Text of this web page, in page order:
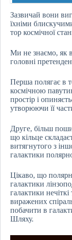
Зазвичай вони
їхніми
тор космічної
Ми не знаємо, як
головні
Перша полягає в
космічною
простір і
утворюючи її
Друге, більш
що кільце
витягнутого з
галактики
Цікаво, що
галактики
галактики нечіткі
виражених
побачити в
Шляху.